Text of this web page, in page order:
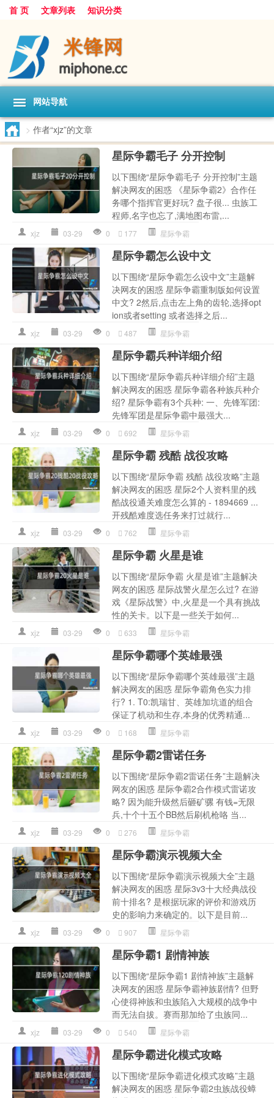
首 页 文章列表 知识分类
网站导航
> 作者“xjz”的文章
星际争霸毛子 分开控制
以下围绕“星际争霸毛子 分开控制”主题
解决网友的困惑 《星际争霸2》合作任
务哪个指挥官更好玩? 盘子很... 虫族工
程师,名字也忘了,满地图布雷,...
xjz 03-29 0 177 星际争霸
星际争霸怎么设中文
以下围绕“星际争霸怎么设中文”主题解
决网友的困惑 星际争霸重制版如何设置
中文? 2然后,点击左上角的齿轮,选择opt
ion或者setting 或者选择之后...
xjz 03-29 0 487 星际争霸
星际争霸兵种详细介绍
以下围绕“星际争霸兵种详细介绍”主题
解决网友的困惑 星际争霸各种族兵种介
绍? 星际争霸有3个兵种: 一、先锋军团:
先锋军团是星际争霸中最强大...
xjz 03-29 0 692 星际争霸
星际争霸 残酷 战役攻略
以下围绕“星际争霸 残酷 战役攻略”主题
解决网友的困惑 星际2个人资料里的残
酷战役通关难度怎么算的 - 1894669 ...
开残酷难度选任务来打过就行...
xjz 03-29 0 762 星际争霸
星际争霸 火星是谁
以下围绕“星际争霸 火星是谁”主题解决
网友的困惑 星际战警火星怎么过? 在游
戏《星际战警》中,火星是一个具有挑战
性的关卡。以下是一些关于如何...
xjz 03-29 0 633 星际争霸
星际争霸哪个英雄最强
以下围绕“星际争霸哪个英雄最强”主题
解决网友的困惑 星际争霸角色实力排
行? 1. T0:凯瑞甘、英雄加坑道的组合
保证了机动和生存,本身的优秀精通...
xjz 03-29 0 168 星际争霸
星际争霸2雷诺任务
以下围绕“星际争霸2雷诺任务”主题解决
网友的困惑 星际争霸2合作模式雷诺攻
略? 因为能升级然后砸矿骡 有钱=无限
兵,十个十五个BB然后刷机枪咯 当...
xjz 03-29 0 276 星际争霸
星际争霸演示视频大全
以下围绕“星际争霸演示视频大全”主题
解决网友的困惑 星际3v3十大经典战役
前十排名? 是根据玩家的评价和游戏历
史的影响力来确定的。以下是目前...
xjz 03-29 0 907 星际争霸
星际争霸1 剧情神族
以下围绕“星际争霸1 剧情神族”主题解
决网友的困惑 星际争霸神族剧情? 但野
心使得神族和虫族陷入大规模的战争中
而无法自拔。赛而那加给了虫族同...
xjz 03-29 0 540 星际争霸
星际争霸进化模式攻略
以下围绕“星际争霸进化模式攻略”主题
解决网友的困惑 星际争霸2虫族战役蟑